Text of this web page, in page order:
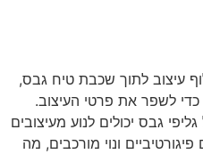
עיצוב לתוך שכבת טיח גבס,
לשפר את פרטי העיצוב.
גבס יכולים לנוע מעיצובים
ונוי מורכבים, מה